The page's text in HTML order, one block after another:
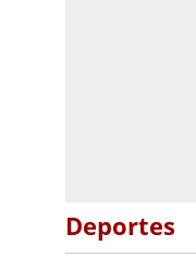
Deportes